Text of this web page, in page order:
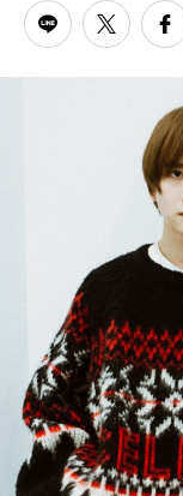
PARCOメンバーズ